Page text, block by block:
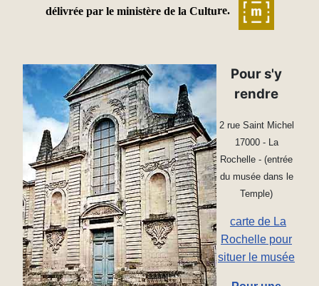
délivrée par le ministère de la Culture.
Pour s'y
rendre
2 rue Saint Michel
17000 - La
Rochelle - (entrée
du musée dans le
Temple)
carte de La
Rochelle pour
situer le musée